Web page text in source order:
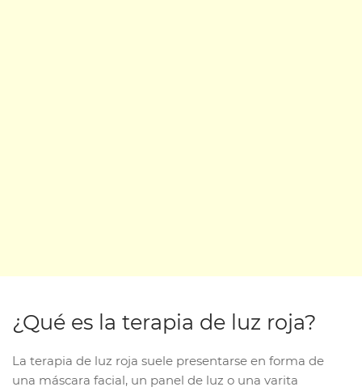
¿Qué es la terapia de luz roja?
La terapia de luz roja suele presentarse en forma de
una máscara facial, un panel de luz o una varita